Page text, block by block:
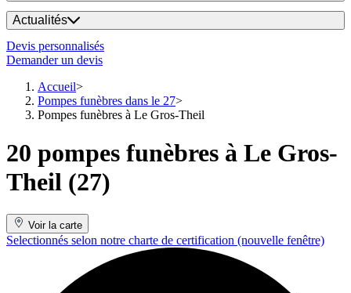
Actualités
Devis personnalisés
Demander un devis
Accueil
Pompes funèbres dans le 27
Pompes funèbres à Le Gros-Theil
20 pompes funèbres à Le Gros-
Theil (27)
Voir la carte
Selectionnés selon notre charte de certification (nouvelle fenêtre)